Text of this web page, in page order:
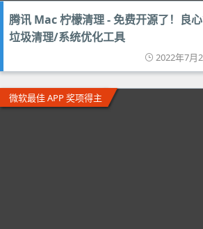
腾讯 Mac 柠檬清理 - 免费开源了！良
垃圾清理/系统优化工具
2022年7月
微软最佳 APP 奖项得主